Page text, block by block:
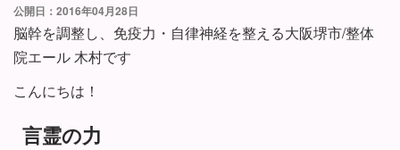
公開日：2016年04月28日
脳幹を調整し、免疫力・自律神経を整える大阪堺市/整体
院エール 木村です
こんにちは！
言霊の力